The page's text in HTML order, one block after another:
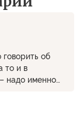
то и в
надо именно
конечно же,